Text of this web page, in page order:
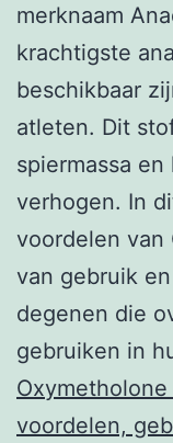
merknaam
krachtigste
beschikbaar
atleten. Dit
spiermassa
verhogen. In
voordelen van
van gebruik
degenen die
gebruiken in
voordelen,